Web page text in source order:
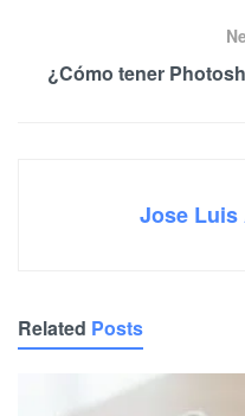
¿Cómo tener
Jose Luis
Related Posts